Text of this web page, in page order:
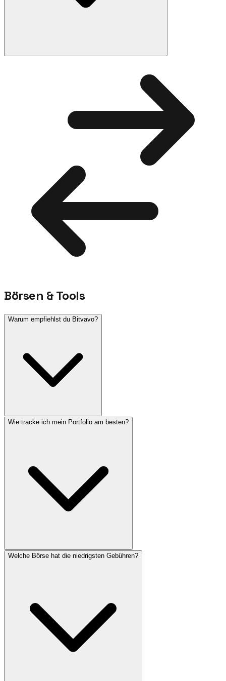
Börsen & Tools
Warum empfiehlst du Bitvavo?
Wie tracke ich mein Portfolio am besten?
Welche Börse hat die niedrigsten Gebühren?